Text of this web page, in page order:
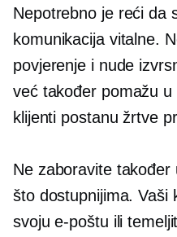
Nepotrebno je reći da
komunikacija vitalne.
povjerenje i nude
već također pomažu
klijenti postanu žrtve
Ne zaboravite također
što dostupnijima. Vaši
svoju e-poštu ili